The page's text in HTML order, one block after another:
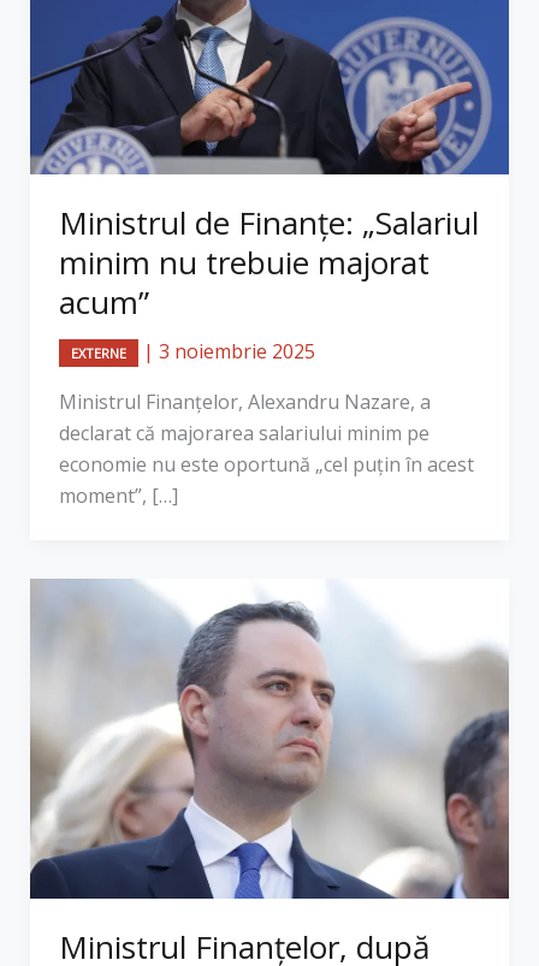
Ministrul de Finanțe: „Salariul
minim nu trebuie majorat
acum”
EXTERNE | 3 noiembrie 2025
Ministrul Finanțelor, Alexandru Nazare, a
declarat că majorarea salariului minim pe
economie nu este oportună „cel puțin în acest
moment”, […]
Ministrul Finanțelor, după